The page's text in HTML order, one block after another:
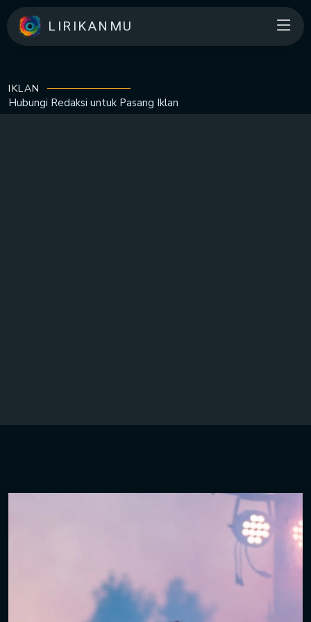
LIRIKANMU
IKLAN
Hubungi Redaksi untuk Pasang Iklan